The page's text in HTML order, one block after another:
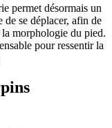
permet désormais un
se déplacer, afin de
morphologie du pied.
pour ressentir la